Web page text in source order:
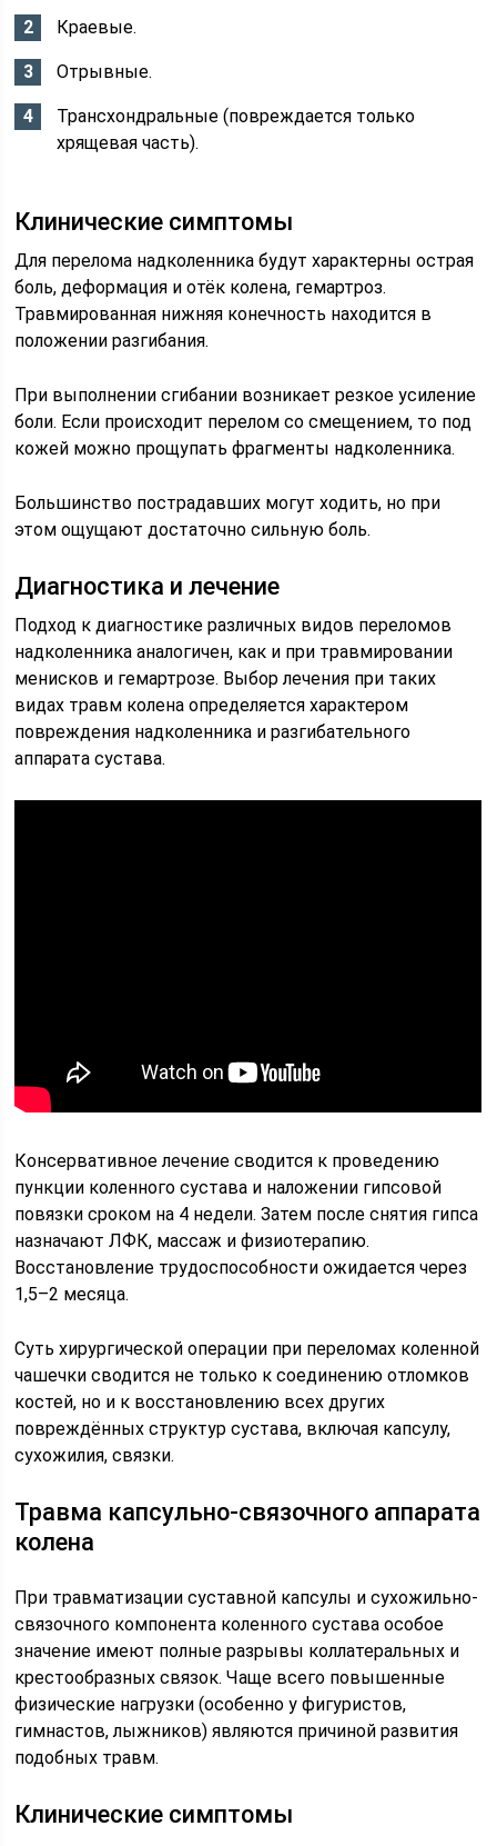
Краевые.
Отрывные.
Трансхондральные (повреждается только
хрящевая часть).
Клинические симптомы
Для перелома надколенника будут характерны острая
боль, деформация и отёк колена, гемартроз.
Травмированная нижняя конечность находится в
положении разгибания.
При выполнении сгибании возникает резкое усиление
боли. Если происходит перелом со смещением, то под
кожей можно прощупать фрагменты надколенника.
Большинство пострадавших могут ходить, но при
этом ощущают достаточно сильную боль.
Диагностика и лечение
Подход к диагностике различных видов переломов
надколенника аналогичен, как и при травмировании
менисков и гемартрозе. Выбор лечения при таких
видах травм колена определяется характером
повреждения надколенника и разгибательного
аппарата сустава.
Консервативное лечение сводится к проведению
пункции коленного сустава и наложении гипсовой
повязки сроком на 4 недели. Затем после снятия гипса
назначают ЛФК, массаж и физиотерапию.
Восстановление трудоспособности ожидается через
1,5–2 месяца.
Суть хирургической операции при переломах коленной
чашечки сводится не только к соединению отломков
костей, но и к восстановлению всех других
повреждённых структур сустава, включая капсулу,
сухожилия, связки.
Травма капсульно-связочного аппарата
колена
При травматизации суставной капсулы и сухожильно-
связочного компонента коленного сустава особое
значение имеют полные разрывы коллатеральных и
крестообразных связок. Чаще всего повышенные
физические нагрузки (особенно у фигуристов,
гимнастов, лыжников) являются причиной развития
подобных травм.
Клинические симптомы